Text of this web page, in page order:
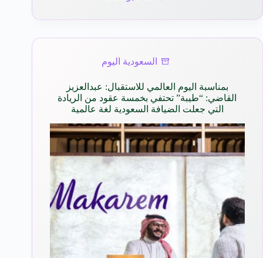
السعودية اليوم
بمناسبة اليوم العالمي للاستقبال: عبدالعزيز
القاضي: “طيبة” تحتفي بخمسة عقود من الريادة
التي جعلت الضيافة السعودية لغة عالمية